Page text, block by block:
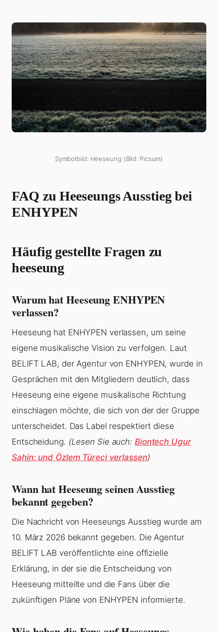
Symbolbild: Heeseung (Bild: Picsum)
FAQ zuHeeseungsAusstieg bei
ENHYPEN
Häufig gestellte Fragen zu
heeseung
Warum hat Heeseung ENHYPEN
verlassen?
Heeseung hat ENHYPEN verlassen, um seine
eigene musikalische Vision zu verfolgen. Laut
BELIFT LAB, der Agentur von ENHYPEN, wurde in
Gesprächen mit den Mitgliedern deutlich, dass
Heeseung eine eigene musikalische Richtung
einschlagen möchte, die sich von der der Gruppe
unterscheidet. Das Label respektiert diese
Entscheidung. (Lesen Sie auch: Biontech Ugur
Sahin: und Özlem Türeci verlassen)
Wann hat Heeseung seinen Ausstieg
bekannt gegeben?
Die Nachricht von Heeseungs Ausstieg wurde am
10. März 2026 bekannt gegeben. Die Agentur
BELIFT LAB veröffentlichte eine offizielle
Erklärung, in der sie die Entscheidung von
Heeseung mitteilte und die Fans über die
zukünftigen Pläne von ENHYPEN informierte.